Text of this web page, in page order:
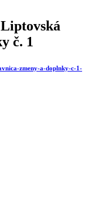
č. 1
zmeny-a-doplnky-c-1-